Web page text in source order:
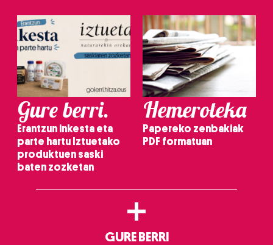
Gure berri.
Erantzun inkesta eta
parte hartu Iztuetako
produktuen saski
baten zozketan
Hemeroteka
Papereko zenbakiak
PDF formatuan
+
GURE BERRI